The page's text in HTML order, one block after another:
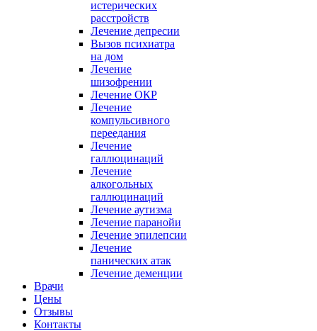
истерических
расстройств
Лечение депресии
Вызов психиатра
на дом
Лечение
шизофрении
Лечение ОКР
Лечение
компульсивного
переедания
Лечение
галлюцинаций
Лечение
алкогольных
галлюцинаций
Лечение аутизма
Лечение паранойи
Лечение эпилепсии
Лечение
панических атак
Лечение деменции
Врачи
Цены
Отзывы
Контакты